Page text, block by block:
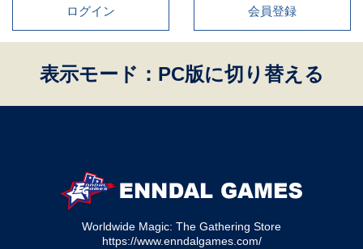
ログイン 会員登録
表示モード：PC版に切り替える
Worldwide Magic: The Gathering Store
https://www.enndalgames.com/